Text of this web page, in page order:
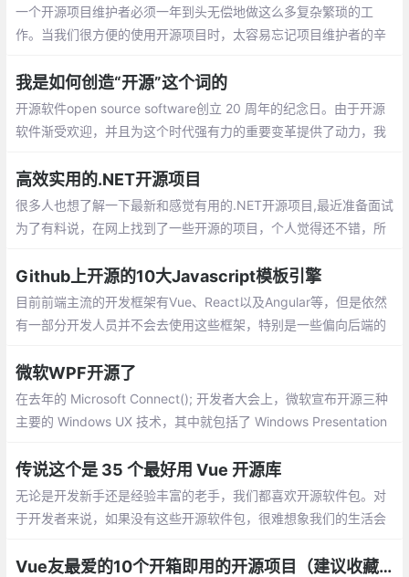
一个开源项目维护者必须一年到头无偿地做这么多复杂繁琐的工
作。当我们很方便的使用开源项目时，太容易忘记项目维护者的辛
我是如何创造“开源”这个词的
开源软件open source software创立 20 周年的纪念日。由于开源
软件渐受欢迎，并且为这个时代强有力的重要变革提供了动力，我
高效实用的.NET开源项目
很多人也想了解一下最新和感觉有用的.NET开源项目,最近准备面试
为了有料说，在网上找到了一些开源的项目，个人觉得还不错，所
Github上开源的10大Javascript模板引擎
目前前端主流的开发框架有Vue、React以及Angular等，但是依然
有一部分开发人员并不会去使用这些框架，特别是一些偏向后端的
些项目
微软WPF开源了
在去年的 Microsoft Connect(); 开发者大会上，微软宣布开源三种
主要的 Windows UX 技术，其中就包括了 Windows Presentation
UI XAML 库 (WinUI)
传说这个是 35 个最好用 Vue 开源库
无论是开发新手还是经验丰富的老手，我们都喜欢开源软件包。对
于开发者来说，如果没有这些开源软件包，很难想象我们的生活会
是，随着 Vue.js 和 Nuxt.js 社区的不断壮大，每天都会出现一些很Vue友最爱的10个开箱即用的开源项目（建议收藏）